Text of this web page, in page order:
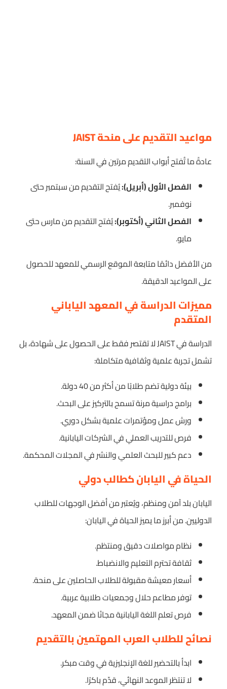
مواعيد التقديم على منحة JAIST
عادةً ما تُفتح أبواب التقديم مرتين في السنة:
الفصل الأول (أبريل):يُفتح التقديم من سبتمبر حتى
نوفمبر.
الفصل الثاني (أكتوبر):يُفتح التقديم من مارس حتى
مايو.
من الأفضل دائمًا متابعة الموقع الرسمي للمعهد للحصول
على المواعيد الدقيقة.
مميزات الدراسة في المعهد الياباني
المتقدم
الدراسة في JAIST لا تقتصر فقط على الحصول على شهادة، بل
تشمل تجربة علمية وثقافية متكاملة:
بيئة دولية تضم طلابًا من أكثر من 40 دولة.
برامج دراسية مرنة تسمح بالتركيز على البحث.
ورش عمل ومؤتمرات علمية بشكل دوري.
فرص للتدريب العملي في الشركات اليابانية.
دعم كبير للبحث العلمي والنشر في المجلات المحكمة.
الحياة في اليابان كطالب دولي
اليابان بلد آمن ومنظم، ويُعتبر من أفضل الوجهات للطلاب
الدوليين. من أبرز ما يميز الحياة في اليابان:
نظام مواصلات دقيق ومنتظم.
ثقافة تحترم التعليم والانضباط.
أسعار معيشة مقبولة للطلاب الحاصلين على منحة.
توفر مطاعم حلال وجمعيات طلابية عربية.
فرص تعلم اللغة اليابانية مجانًا ضمن المعهد.
نصائح للطلاب العرب المهتمين بالتقديم
ابدأ بالتحضير للغة الإنجليزية في وقت مبكر.
لا تنتظر الموعد النهائي، قدّم باكرًا.